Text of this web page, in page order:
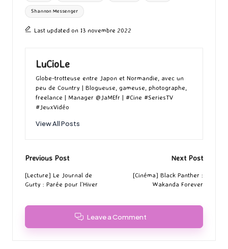
Shannon Messenger
Last updated on 13 novembre 2022
LuCioLe
Globe-trotteuse entre Japon et Normandie, avec un
peu de Country | Blogueuse, gameuse, photographe,
freelance | Manager @JaMEfr | #Cine #SeriesTV
#JeuxVidéo
View All Posts
Post
navigation
Previous Post
[Lecture] Le Journal de
Gurty : Parée pour l’Hiver
Next Post
[Cinéma] Black Panther :
Wakanda Forever
Leave a Comment